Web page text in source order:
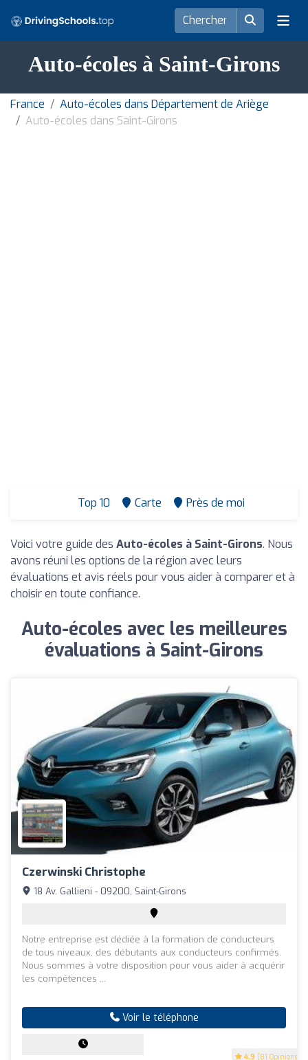
Auto-écoles à Saint-Girons
France
Auto-écoles dans Département de Ariège
Auto-écoles dans Saint-Girons
Top 10 Carte Près de moi
Voici votre guide des Auto-écoles à Saint-Girons. Nous
avons réuni les options de la région avec leurs
évaluations et avis réels pour vous aider à comparer et à
choisir en toute confiance.
Auto-écoles avec les meilleures
évaluations à Saint-Girons
Czerwinski Christophe
4.9 (81 Opinions)
18 Av. Gallieni - 09200, Saint-Girons
Notre entreprise est dédiée à la formation de conducteurs
de tous niveaux, des débutants aux conducteurs confirmés.
Nous sommes à votre disposition pour vous aider à acquérir
les compétences ...
Voir le téléphone